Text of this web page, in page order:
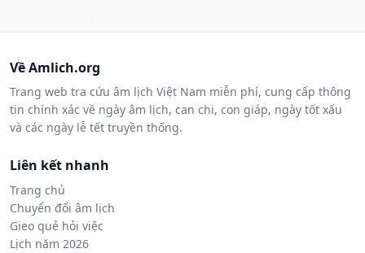
Về Amlich.org
Trang web tra cứu âm lịch Việt Nam miễn phí, cung cấp thông
tin chính xác về ngày âm lịch, can chi, con giáp, ngày tốt xấu
và các ngày lễ tết truyền thống.
Liên kết nhanh
Trang chủ
Chuyển đổi âm lịch
Gieo quẻ hỏi việc
Lịch năm 2026